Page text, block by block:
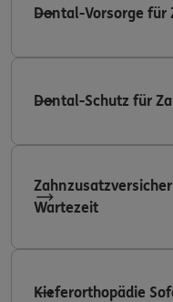
Dental-Vorsorge für
Dental-Schutz für
Wartezeit
Kieferorthopädie